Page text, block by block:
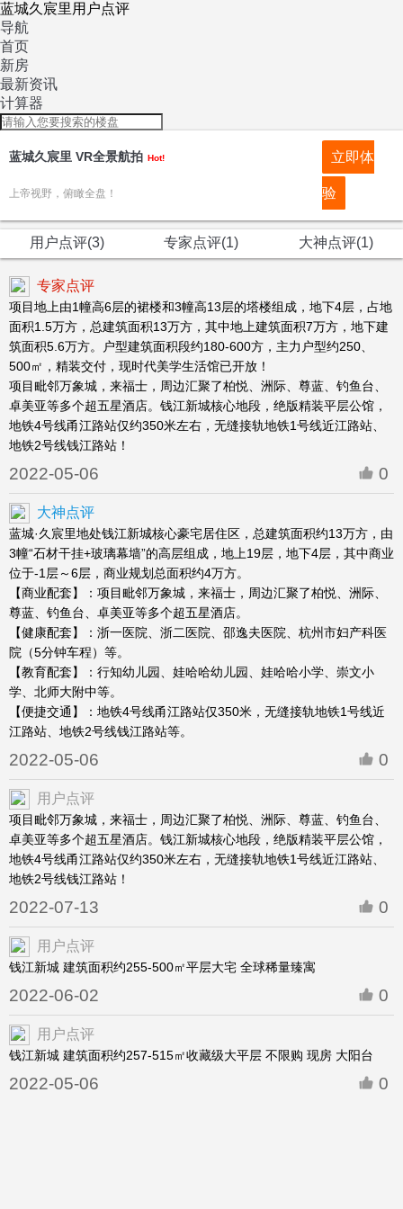
蓝城久宸里用户点评
导航
首页
新房
最新资讯
计算器
蓝城久宸里 VR全景航拍 Hot! 立即体
验
上帝视野，俯瞰全盘！
用户点评(3) 专家点评(1) 大神点评(1)
专家点评
项目地上由1幢高6层的裙楼和3幢高13层的塔楼组成，地下4层，占地
面积1.5万方，总建筑面积13万方，其中地上建筑面积7万方，地下建
筑面积5.6万方。户型建筑面积段约180-600方，主力户型约250、
500㎡，精装交付，现时代美学生活馆已开放！
项目毗邻万象城，来福士，周边汇聚了柏悦、洲际、尊蓝、钓鱼台、
卓美亚等多个超五星酒店。钱江新城核心地段，绝版精装平层公馆，
地铁4号线甬江路站仅约350米左右，无缝接轨地铁1号线近江路站、
地铁2号线钱江路站！
2022-05-06 0
大神点评
蓝城·久宸里地处钱江新城核心豪宅居住区，总建筑面积约13万方，由
3幢“石材干挂+玻璃幕墙”的高层组成，地上19层，地下4层，其中商业
位于-1层～6层，商业规划总面积约4万方。
【商业配套】：项目毗邻万象城，来福士，周边汇聚了柏悦、洲际、
尊蓝、钓鱼台、卓美亚等多个超五星酒店。
【健康配套】：浙一医院、浙二医院、邵逸夫医院、杭州市妇产科医
院（5分钟车程）等。
【教育配套】：行知幼儿园、娃哈哈幼儿园、娃哈哈小学、崇文小
学、北师大附中等。
【便捷交通】：地铁4号线甬江路站仅350米，无缝接轨地铁1号线近
江路站、地铁2号线钱江路站等。
2022-05-06 0
用户点评
项目毗邻万象城，来福士，周边汇聚了柏悦、洲际、尊蓝、钓鱼台、
卓美亚等多个超五星酒店。钱江新城核心地段，绝版精装平层公馆，
地铁4号线甬江路站仅约350米左右，无缝接轨地铁1号线近江路站、
地铁2号线钱江路站！
2022-07-13 0
用户点评
钱江新城 建筑面积约255-500㎡平层大宅 全球稀量臻寓
2022-06-02 0
用户点评
钱江新城 建筑面积约257-515㎡收藏级大平层 不限购 现房 大阳台
2022-05-06 0